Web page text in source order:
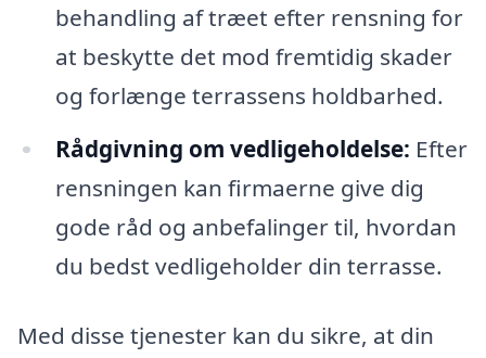
behandling af træet efter rensning for
at beskytte det mod fremtidig skader
og forlænge terrassens holdbarhed.
Rådgivning om vedligeholdelse: Efter
rensningen kan firmaerne give dig
gode råd og anbefalinger til, hvordan
du bedst vedligeholder din terrasse.
Med disse tjenester kan du sikre, at din